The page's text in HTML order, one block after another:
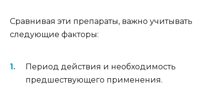
Сравнивая эти препараты, важно учитывать
следующие факторы:
Период действия и необходимость
предшествующего применения.